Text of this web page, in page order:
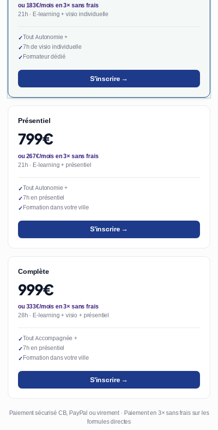
ou 183€/mois en 3× sans frais
21h · E-learning + visio individuelle
✓Tout Autonomie +
✓7h de visio individuelle
✓Formateur dédié
S'inscrire →
Présentiel
799€
ou 267€/mois en 3× sans frais
21h · E-learning + présentiel
✓Tout Autonomie +
✓7h en présentiel
✓Formation dans votre ville
S'inscrire →
Complète
999€
ou 333€/mois en 3× sans frais
28h · E-learning + visio + présentiel
✓Tout Accompagnée +
✓7h en présentiel
✓Formation dans votre ville
S'inscrire →
Paiement sécurisé CB, PayPal ou virement · Paiement en 3× sans frais sur les
formules directes